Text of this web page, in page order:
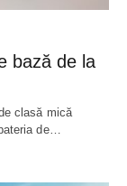
bază de la
clasă mică
de…